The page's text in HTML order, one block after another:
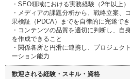
・SEO領域における実務経験（2年以上）
・メディアの課題分析から、戦略立案、
果検証（PDCA）までを自律的に完遂で
・コンテンツの品質を適切に判断し、自
を作成できること
・関係各所と円滑に連携し、プロジェク
ーション能力
歓迎される経験・スキル・資格